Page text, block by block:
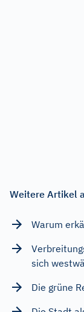
Weitere Artikel
Warum
sich
Die grüne